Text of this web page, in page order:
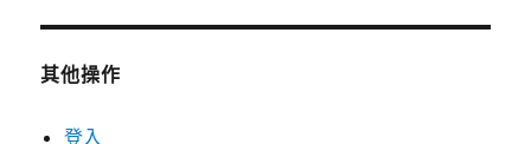
其他操作
登入